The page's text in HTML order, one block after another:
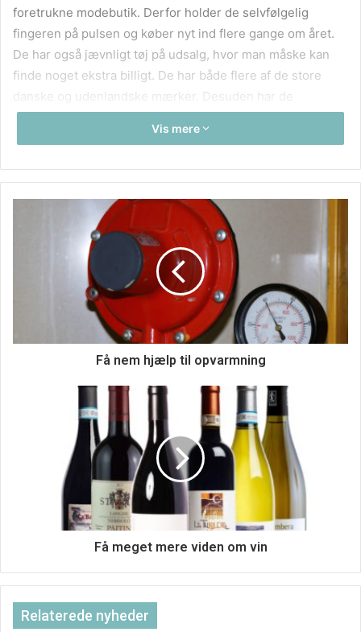
foretrukne modebutik. Derfor holder de selvfølgelig
fingeren på pulsen og køber nyt ind flere gange om året.
De har også jævnligt tøj på udsalg, hvor man måske kan
finde noget ekstra billigt. De har både flere af de store
danske og udenlandske mærker. Desuden har de
accessories fra de tøjmærker, de forhandler, til at fuldende
looket fra designeren. Du kan finde både strømper,
personlig hjælp til looket eller kigge under fanen
“inspiration”, hvor der er gode råd til forskellige slags
hverdagstøj og festtøj.
Vis mere
Få nem hjælp til opvarmning
Få meget mere viden om vin
Relaterede nyheder